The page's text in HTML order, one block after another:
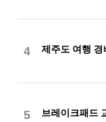
4 제주도 여행
5 브레이크패드